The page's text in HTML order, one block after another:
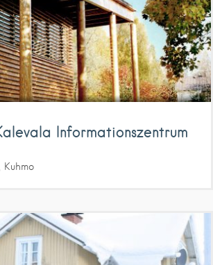
Informationszentrum
Kuhmo